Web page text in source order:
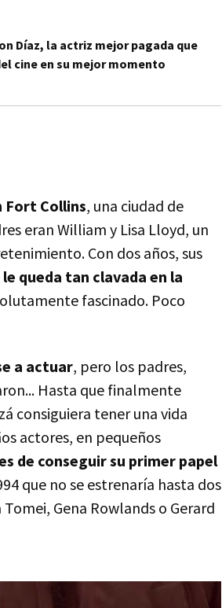
Díaz, la actriz mejor pagada que
cine en su mejor momento
Fort Collins, una ciudad de
eran William y Lisa Lloyd, un
Con dos años, sus
le queda tan clavada en la
fascinado. Poco
a actuar, pero los padres,
Hasta que finalmente
consiguiera tener una vida
actores, en pequeños
de conseguir su primer papel
que no se estrenaría hasta dos
Gena Rowlands o Gerard